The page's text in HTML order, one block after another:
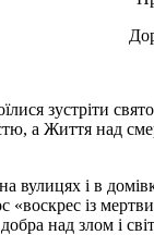
зустріти
а Життя над
і в
«воскрес із
над злом і